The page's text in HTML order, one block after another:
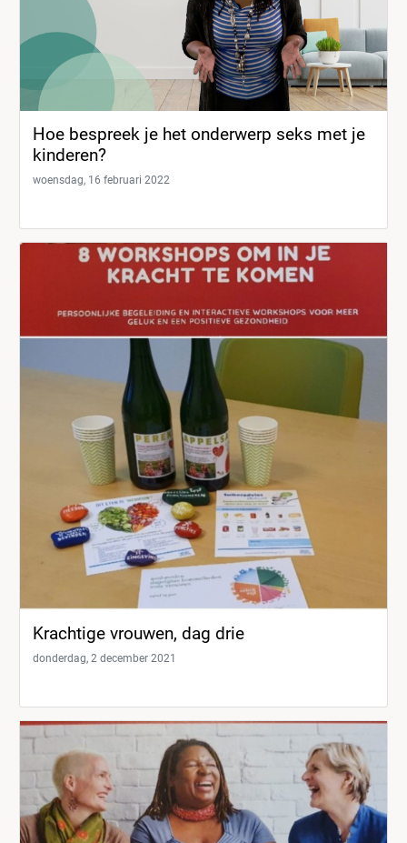
Hoe bespreek je het onderwerp seks met je
kinderen?
woensdag, 16 februari 2022
Krachtige vrouwen, dag drie
donderdag, 2 december 2021